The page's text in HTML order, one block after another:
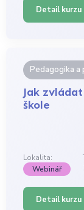
Detail kurzu
Pedagogika a
Jak
škole
Lokalita:
Webinář
Detail kurzu